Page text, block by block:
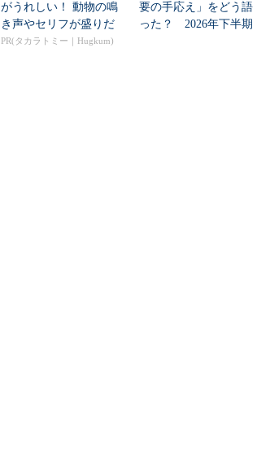
がうれしい！ 動物の鳴
き声やセリフが盛りだ
くさんの「アニア ...
PR(タカラトミー｜Hugkum)
要の手応え」をどう語
った？ 2026年下半期